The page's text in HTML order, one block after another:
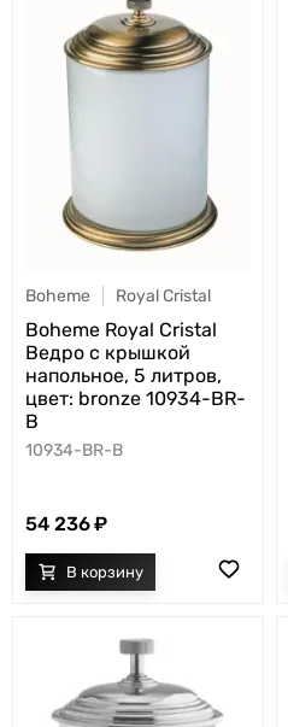
Boheme Royal Cristal
Boheme Royal Cristal
Ведро с крышкой
напольное, 5 литров,
цвет: bronze 10934-BR-
B
10934-BR-B
54 236